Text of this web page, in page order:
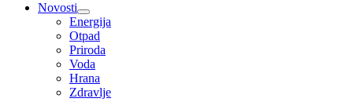
Novosti
Energija
Otpad
Priroda
Voda
Hrana
Zdravlje